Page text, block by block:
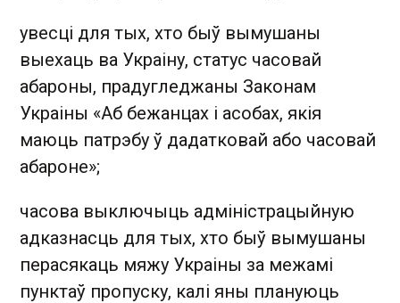
увесці для тых, хто быў вымушаны
выехаць ва Украіну, статус часовай
абароны, прадугледжаны Законам
Украіны «Аб бежанцах і асобах, якія
маюць патрэбу ў дадатковай або часовай
абароне»;
часова выключыць адміністрацыйную
адказнасць для тых, хто быў вымушаны
перасякаць мяжу Украіны за межамі
пунктаў пропуску, калі яны плануюць